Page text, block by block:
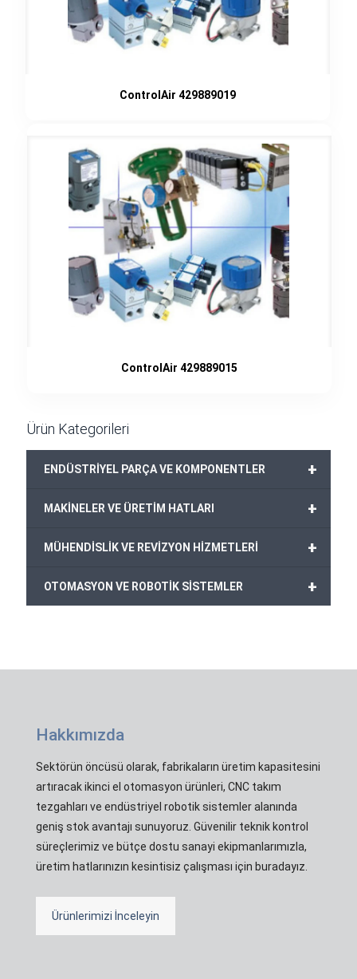
ControlAir 429889019
ControlAir 429889015
Ürün Kategorileri
+
ENDÜSTRİYEL PARÇA VE KOMPONENTLER
+
MAKİNELER VE ÜRETİM HATLARI
+
MÜHENDİSLİK VE REVİZYON HİZMETLERİ
+
OTOMASYON VE ROBOTİK SİSTEMLER
Hakkımızda
Sektörün öncüsü olarak, fabrikaların üretim kapasitesini
artıracak ikinci el otomasyon ürünleri, CNC takım
tezgahları ve endüstriyel robotik sistemler alanında
geniş stok avantajı sunuyoruz. Güvenilir teknik kontrol
süreçlerimiz ve bütçe dostu sanayi ekipmanlarımızla,
üretim hatlarınızın kesintisiz çalışması için buradayız.
Ürünlerimizi İnceleyin